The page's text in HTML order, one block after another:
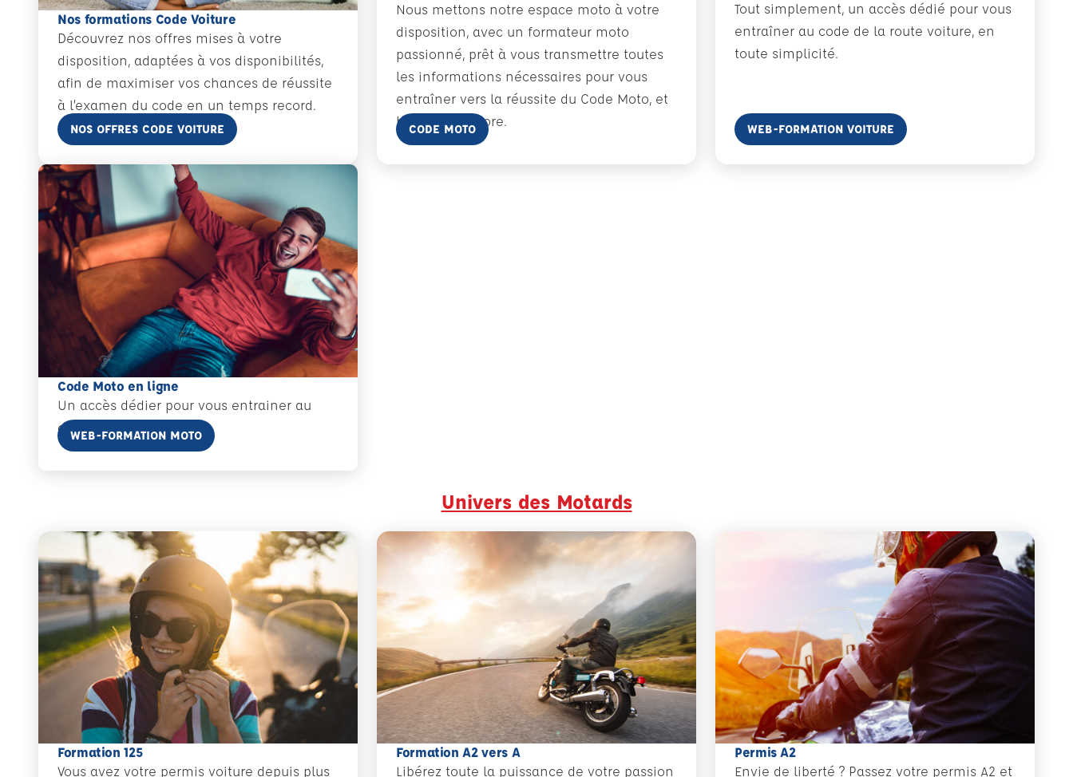
Nos formations Code Voiture
Découvrez nos offres mises à votre
disposition, adaptées à vos disponibilités,
afin de maximiser vos chances de réussite
à l’examen du code en un temps record.
En savoir plus
NOS OFFRES CODE VOITURE
Nous mettons notre espace moto à votre
disposition, avec un formateur moto
passionné, prêt à vous transmettre toutes
les informations nécessaires pour vous
entraîner vers la réussite du Code Moto, et
bien plus encore.
En savoir plus
CODE MOTO
Tout simplement, un accès dédié pour vous
entraîner au code de la route voiture, en
toute simplicité.
En savoir plus
WEB-FORMATION VOITURE
Code Moto en ligne
Un accès dédier pour vous entrainer au
code de la route Moto.
En savoir plus
WEB-FORMATION MOTO
Univers des Motards
Formation 125
Vous avez votre permis voiture depuis plus
Formation A2 vers A
Libérez toute la puissance de votre passion
Permis A2
Envie de liberté ? Passez votre permis A2 et